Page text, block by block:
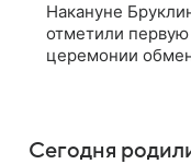
Накануне
отметили
церемонии
Сегодня